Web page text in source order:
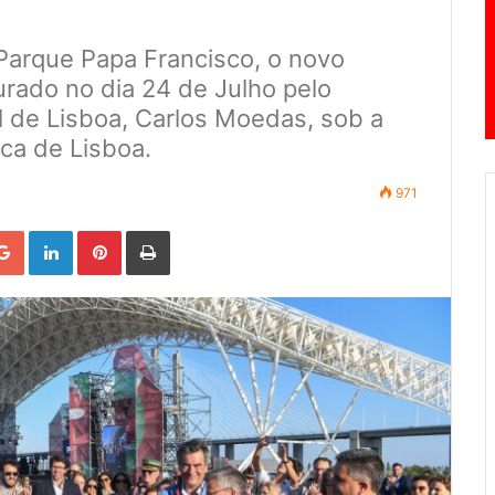
Papa Francisco, o novo
no dia 24 de Julho pelo
Lisboa, Carlos Moedas, sob a
de Lisboa.
971
Google+ LinkedIn Pinterest